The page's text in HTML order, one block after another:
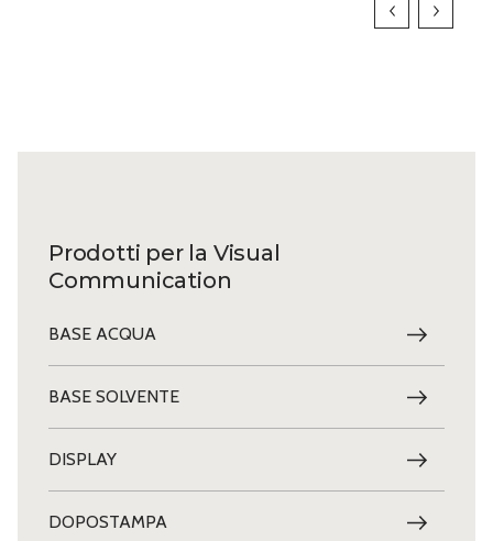
Prodotti per la Visual
Communication
BASE ACQUA
BASE SOLVENTE
DISPLAY
DOPOSTAMPA